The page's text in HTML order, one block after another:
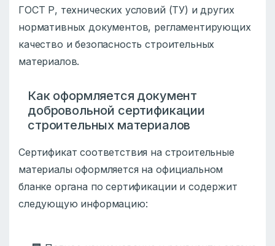
ГОСТ Р, технических условий (ТУ) и других
нормативных документов, регламентирующих
качество и безопасность строительных
материалов.
Как оформляется документ
добровольной сертификации
строительных материалов
Сертификат соответствия на строительные
материалы оформляется на официальном
бланке органа по сертификации и содержит
следующую информацию: